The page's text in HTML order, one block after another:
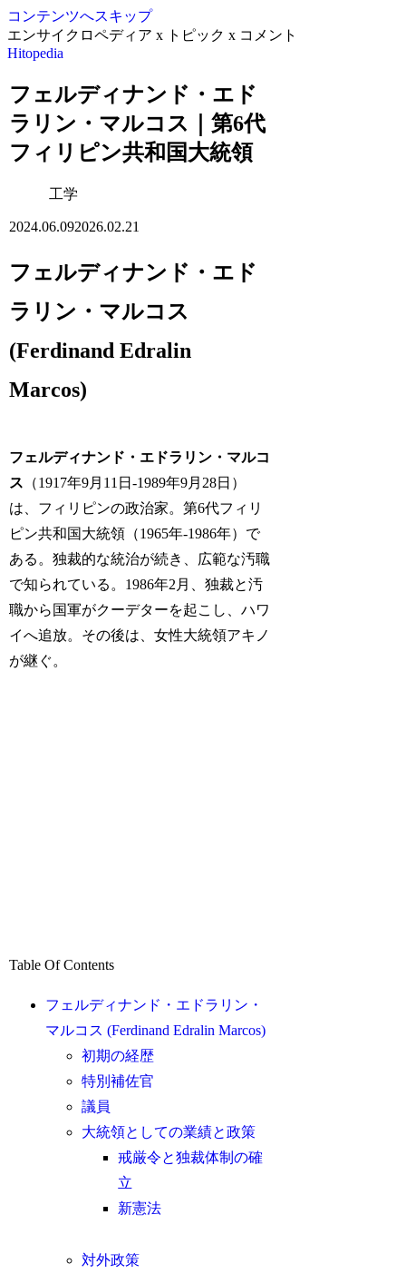
コンテンツへスキップ
エンサイクロペディア x トピック x コメント
Hitopedia
フェルディナンド・エド
ラリン・マルコス｜第6代
フィリピン共和国大統領
工学
2024.06.092026.02.21
フェルディナンド・エド
ラリン・マルコス
(Ferdinand Edralin
Marcos)
フェルディナンド・エドラリン・マルコ
ス （1917年9月11日-1989年9月28日）
は、フィリピンの政治家。第6代フィリ
ピン共和国大統領（1965年-1986年）で
ある。独裁的な統治が続き、広範な汚職
で知られている。1986年2月、独裁と汚
職から国軍がクーデターを起こし、ハワ
イへ追放。その後は、女性大統領アキノ
が継ぐ。
Table Of Contents
フェルディナンド・エドラリン・
マルコス (Ferdinand Edralin Marcos)
初期の経歴
特別補佐官
議員
大統領としての業績と政策
戒厳令と独裁体制の確
立
新憲法
対外政策